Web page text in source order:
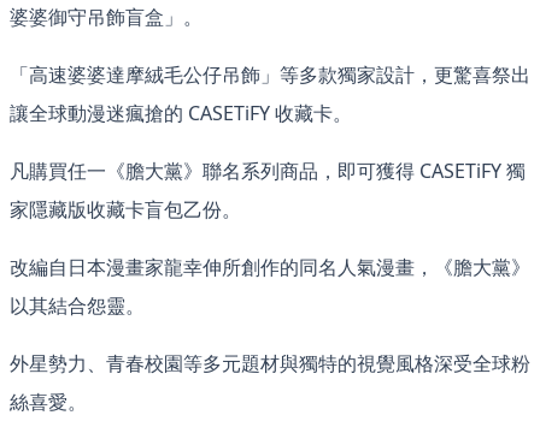
婆婆御守吊飾盲盒」。
「高速婆婆達摩絨毛公仔吊飾」等多款獨家設計，更驚喜祭出
讓全球動漫迷瘋搶的 CASETiFY 收藏卡。
凡購買任一《膽大黨》聯名系列商品，即可獲得 CASETiFY 獨
家隱藏版收藏卡盲包乙份。
改編自日本漫畫家龍幸伸所創作的同名人氣漫畫，《膽大黨》
以其結合怨靈。
外星勢力、青春校園等多元題材與獨特的視覺風格深受全球粉
絲喜愛。